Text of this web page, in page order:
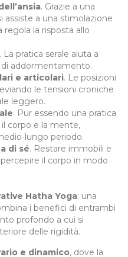
. Grazie a una
assiste a una stimolazione
regola la risposta allo
. La pratica serale aiuta a
di addormentamento.
e articolari. Le posizioni
le tensioni croniche
leggero.
. Pur essendo una pratica
corpo e la mente,
lungo periodo.
di sé. Restare immobili e
il corpo in modo
Hatha Yoga: una
i benefici di entrambi
profondo a cui si
delle rigidità.
e dinamico, dove la